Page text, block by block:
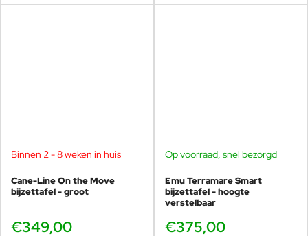
Binnen 2 - 8 weken in huis
Cane-Line On the Move
bijzettafel - groot
€349,00
Op voorraad, snel bezorgd
Emu Terramare Smart
bijzettafel - hoogte
verstelbaar
€375,00